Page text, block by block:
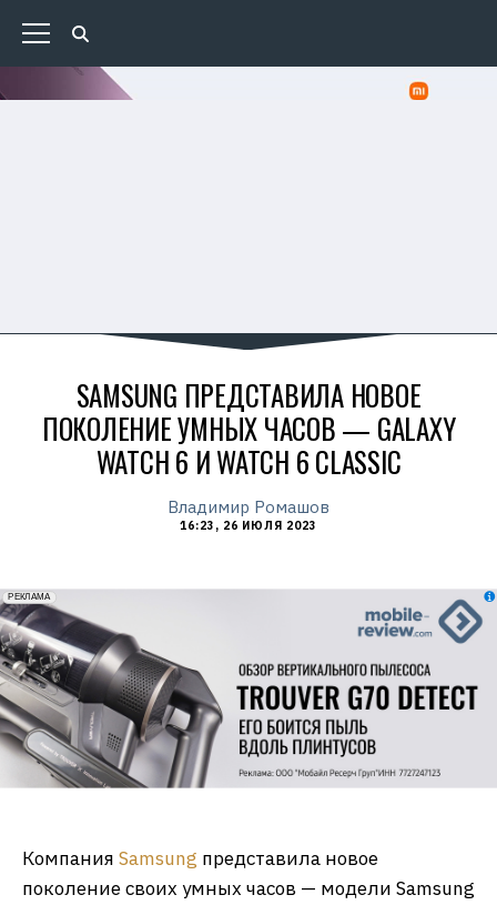
SAMSUNG ПРЕДСТАВИЛА НОВОЕ
ПОКОЛЕНИЕ УМНЫХ ЧАСОВ — GALAXY
WATCH 6 И WATCH 6 CLASSIC
Владимир Ромашов
16:23, 26 ИЮЛЯ 2023
erid: 2VfnxxmNzs5
РЕКЛАМА
Компания Samsung представила новое
поколение своих умных часов — модели Samsung